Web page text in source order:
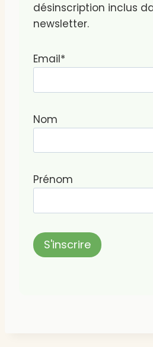
désinscription inclus
newsletter.
Email*
Nom
Prénom